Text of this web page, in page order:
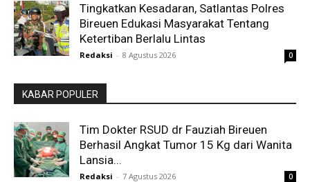
Tingkatkan Kesadaran, Satlantas Polres
Bireuen Edukasi Masyarakat Tentang
Ketertiban Berlalu Lintas
Redaksi - 8 Agustus 2026 0
KABAR POPULER
Tim Dokter RSUD dr Fauziah Bireuen
Berhasil Angkat Tumor 15 Kg dari Wanita
Lansia...
Redaksi - 7 Agustus 2026 0